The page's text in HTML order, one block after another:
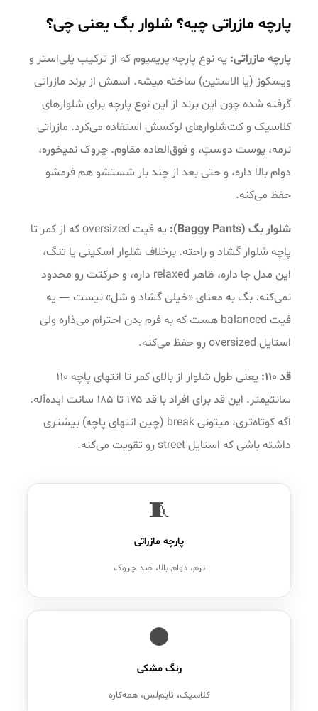
پارچه مازراتی چیه؟ شلوار بگ یعنی چی؟
پارچه مازراتی: یه نوع پارچه پریمیوم که از ترکیب پلی‌استر و
ویسکوز (یا الاستین) ساخته میشه. اسمش از برند مازراتی
گرفته شده چون این برند از این نوع پارچه برای شلوارهای
کلاسیک و کت‌شلوارهای لوکسش استفاده می‌کرد. مازراتی
نرمه، پوست دوستِ، و فوق‌العاده مقاوم. چروک نمیخوره،
دوام بالا داره، و حتی بعد از چند بار شستشو هم فرمشو
حفظ می‌کنه.
شلوار بگ (Baggy Pants):
یه فیت oversized که از کمر تا
پاچه شلوار گشاد و راحته. برخلاف شلوار اسکینی یا تنگ،
این مدل جا داره، ظاهر relaxed داره، و حرکتت رو محدود
نمی‌کنه. بگ به معنای «خیلی گشاد و شل» نیست — یه
فیت balanced هست که به فرم بدن احترام می‌ذاره ولی
استایل oversized رو حفظ می‌کنه.
قد ۱۱۰:
یعنی طول شلوار از بالای کمر تا انتهای پاچه ۱۱۰
سانتیمتر. این قد برای افراد با قد ۱۷۵ تا ۱۸۵ سانت ایده‌آله.
اگه کوتاه‌تری، میتونی break (چین انتهای پاچه) بیشتری
داشته باشی که استایل street رو تقویت می‌کنه.
🧵
پارچه مازراتی
نرم، دوام بالا، ضد چروک
⚫
رنگ مشکی
کلاسیک، تایم‌لس، همه‌کاره